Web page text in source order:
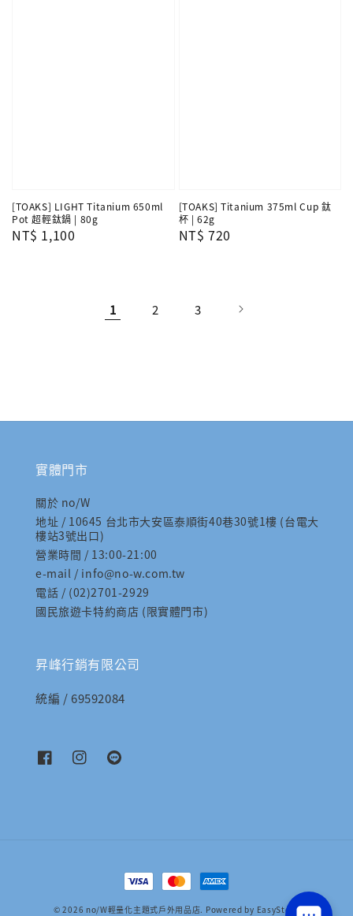
[TOAKS] LIGHT Titanium 650ml
Pot 超輕鈦鍋 | 80g
Regular
NT$ 1,100
[TOAKS] Titanium 375ml Cup 鈦
杯 | 62g
Regular
NT$ 720
1 2 3
實體門市
關於 no/W
地址 / 10645 台北市大安區泰順街40巷30號1樓 (台電大
樓站3號出口)
營業時間 / 13:00-21:00
e-mail / info@no-w.com.tw
電話 / (02)2701-2929
國民旅遊卡特約商店 (限實體門市)
昇峰行銷有限公司
統編 / 69592084
© 2026 no/W輕量化主題式戶外用品店. Powered by EasyStore